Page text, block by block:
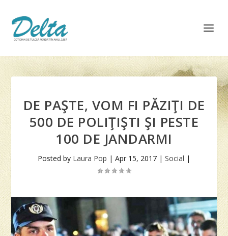
DE PAŞTE, VOM FI PĂZIŢI DE
500 DE POLIŢIŞTI ŞI PESTE
100 DE JANDARMI
Posted by Laura Pop | Apr 15, 2017 | Social |